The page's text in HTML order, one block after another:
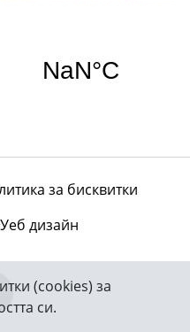
за бисквитки
Уеб дизайн
(cookies) за
си.